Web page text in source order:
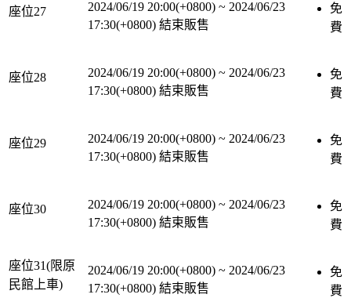
座位27 2024/06/19 20:00(+0800) ~ 2024/06/23
17:30(+0800) 結束販售
免
費
座位28 2024/06/19 20:00(+0800) ~ 2024/06/23
17:30(+0800) 結束販售
免
費
座位29 2024/06/19 20:00(+0800) ~ 2024/06/23
17:30(+0800) 結束販售
免
費
座位30 2024/06/19 20:00(+0800) ~ 2024/06/23
17:30(+0800) 結束販售
免
費
座位31(限原
民館上車)
2024/06/19 20:00(+0800) ~ 2024/06/23
17:30(+0800) 結束販售
免
費